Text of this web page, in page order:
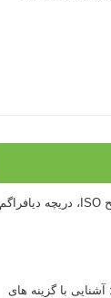
درک نوردهی – همراه با توضیح ISO، دریچه دیافراگم
با گزینه های